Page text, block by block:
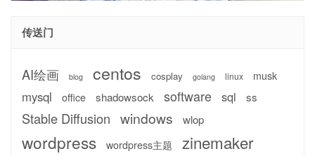
传送门
AI绘画 blog centos cosplay golang linux musk
mysql office shadowsock software sql ss
Stable Diffusion windows wlop
wordpress wordpress主题 zinemaker